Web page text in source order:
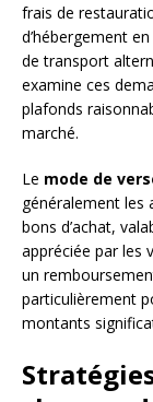
frais de
d’hébergement
de transport
examine ces
plafonds
marché.
Le mode de
généralement les
bons d’achat,
appréciée par les
un
particulièrement
montants